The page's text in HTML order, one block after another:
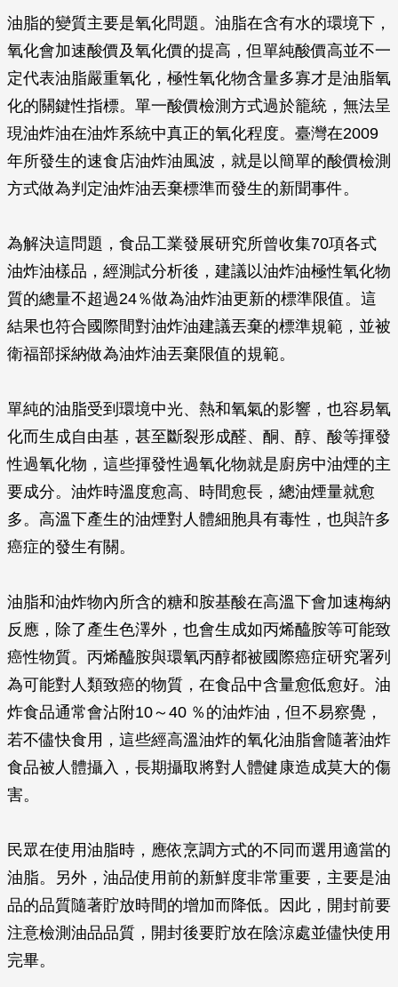
油脂的變質主要是氧化問題。油脂在含有水的環境下，
氧化會加速酸價及氧化價的提高，但單純酸價高並不一
定代表油脂嚴重氧化，極性氧化物含量多寡才是油脂氧
化的關鍵性指標。單一酸價檢測方式過於籠統，無法呈
現油炸油在油炸系統中真正的氧化程度。臺灣在2009
年所發生的速食店油炸油風波，就是以簡單的酸價檢測
方式做為判定油炸油丟棄標準而發生的新聞事件。
為解決這問題，食品工業發展研究所曾收集70項各式
油炸油樣品，經測試分析後，建議以油炸油極性氧化物
質的總量不超過24％做為油炸油更新的標準限值。這
結果也符合國際間對油炸油建議丟棄的標準規範，並被
衛福部採納做為油炸油丟棄限值的規範。
單純的油脂受到環境中光、熱和氧氣的影響，也容易氧
化而生成自由基，甚至斷裂形成醛、酮、醇、酸等揮發
性過氧化物，這些揮發性過氧化物就是廚房中油煙的主
要成分。油炸時溫度愈高、時間愈長，總油煙量就愈
多。高溫下產生的油煙對人體細胞具有毒性，也與許多
癌症的發生有關。
油脂和油炸物內所含的糖和胺基酸在高溫下會加速梅納
反應，除了產生色澤外，也會生成如丙烯醯胺等可能致
癌性物質。丙烯醯胺與環氧丙醇都被國際癌症研究署列
為可能對人類致癌的物質，在食品中含量愈低愈好。油
炸食品通常會沾附10～40 ％的油炸油，但不易察覺，
若不儘快食用，這些經高溫油炸的氧化油脂會隨著油炸
食品被人體攝入，長期攝取將對人體健康造成莫大的傷
害。
民眾在使用油脂時，應依烹調方式的不同而選用適當的
油脂。另外，油品使用前的新鮮度非常重要，主要是油
品的品質隨著貯放時間的增加而降低。因此，開封前要
注意檢測油品品質，開封後要貯放在陰涼處並儘快使用
完畢。